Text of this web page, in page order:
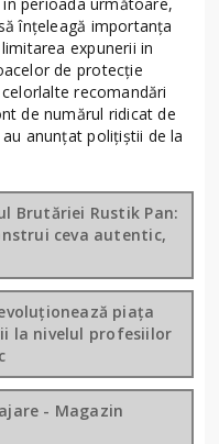
înțeleagă importanța
expunerii in
de protecție
recomandări
de numărul ridicat de
anunțat polițiștii de la
Brutăriei Rustik Pan:
ceva autentic,
piața
la nivelul profesiilor
- Magazin